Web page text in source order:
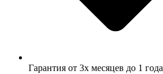
Гарантия от 3х месяцев до 1 года